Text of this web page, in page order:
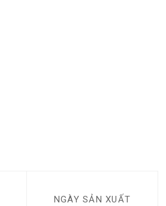
NGÀY SẢN XUẤT